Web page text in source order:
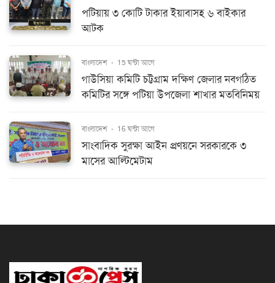
পটিয়ায় ৩ কোটি টাকার ইয়াবাসহ ৬ বাইকার
আটক
বাংলাদেশ - 15 ঘন্টা আগে
গাউসিয়া কমিটি চট্টগ্রাম দক্ষিণ জেলার নবগঠিত
কমিটির সঙ্গে পটিয়া উপজেলা শাখার মতবিনিময়
বাংলাদেশ - 16 ঘন্টা আগে
সাংবাদিক সুরক্ষা আইন প্রণয়নে সরকারকে ৩
মাসের আল্টিমেটাম